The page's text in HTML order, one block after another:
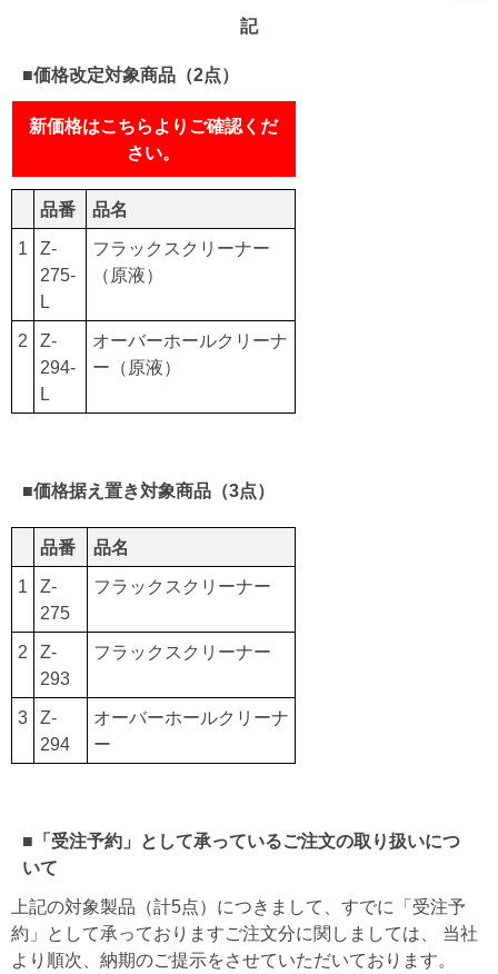
記
■価格改定対象商品（2点）
新価格はこちらよりご確認くだ
さい。
品番
品名
1
Z-
275-
L
フラックスクリーナー
（原液）
2
Z-
294-
L
オーバーホールクリーナ
ー（原液）
■価格据え置き対象商品（3点）
品番
品名
1
Z-
275
フラックスクリーナー
2
Z-
293
フラックスクリーナー
3
Z-
294
オーバーホールクリーナ
ー
■「受注予約」として承っているご注文の取り扱いにつ
いて
上記の対象製品（計5点）につきまして、すでに「受注予
約」として承っておりますご注文分に関しましては、 当社
より順次、納期のご提示をさせていただいております。